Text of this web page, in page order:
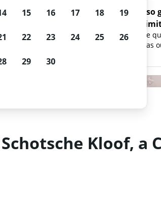
Resultados
por agência de locação,
Pesquise
sem taxas
Kloof, a
15 16 17 18 19
22 23 24 25 26
29 30